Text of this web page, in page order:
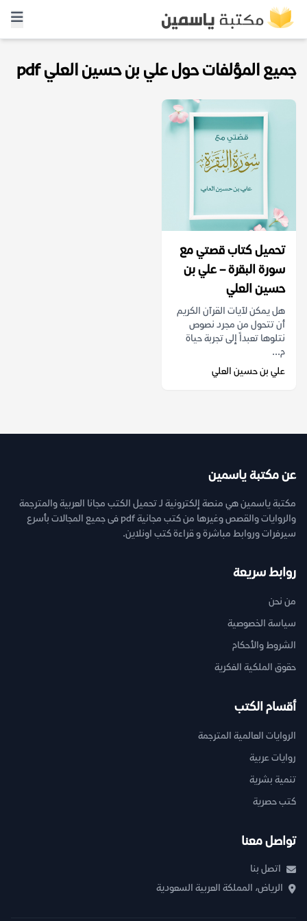
جميع المؤلفات حول علي بن حسين العلي pdf
تحميل كتاب قصتي مع
سورة البقرة – علي بن
حسين العلي
هل يمكن لآيات القرآن الكريم
أن تتحول من مجرد نصوص
نتلوها تعبداً إلى تجربة حياة
م...
علي بن حسين العلي
عن مكتبة ياسمين
مكتبة ياسمين هي منصة إلكترونية لـ تحميل الكتب مجانا العربية والمترجمة
والروايات والقصص وغيرها من كتب مجانية pdf فى جميع المجالات بأسرع
سيرفرات وروابط مباشرة و قراءة كتب اونلاين.
روابط سريعة
من نحن
سياسة الخصوصية
الشروط والأحكام
حقوق الملكية الفكرية
أقسام الكتب
الروايات العالمية المترجمة
روايات عربية
تنمية بشرية
كتب حصرية
تواصل معنا
اتصل بنا
الرياض، المملكة العربية السعودية